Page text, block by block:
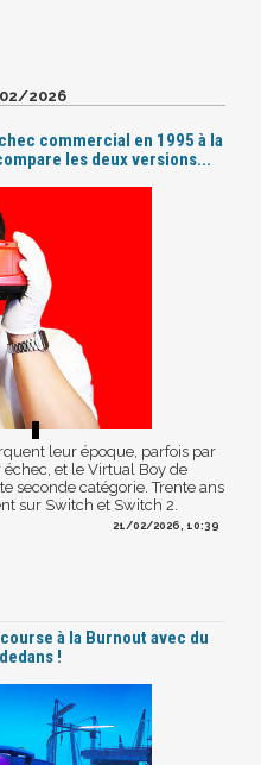
02/2026
commercial en 1995 à la
les deux versions...
leur époque, parfois par
et le Virtual Boy de
seconde catégorie. Trente ans
sur Switch et Switch 2.
21/02/2026, 10:39
à la Burnout avec du
!